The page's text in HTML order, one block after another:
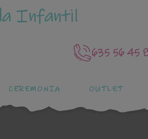
Infantil
635 56 45
CEREMONIA OUTLET